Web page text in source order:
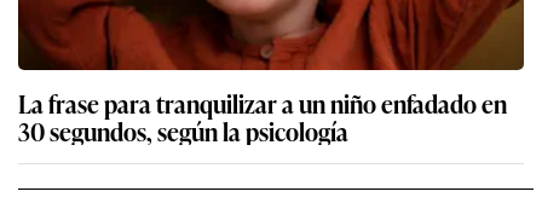
La frase para tranquilizar a un niño enfadado en
30 segundos, según la psicología